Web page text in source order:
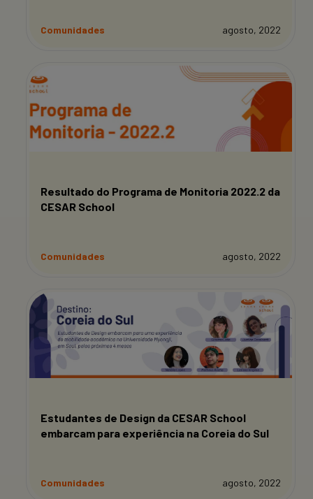
Comunidades agosto, 2022
Resultado do Programa de Monitoria 2022.2 da
CESAR School
Comunidades agosto, 2022
Estudantes de Design da CESAR School
embarcam para experiência na Coreia do Sul
Comunidades agosto, 2022